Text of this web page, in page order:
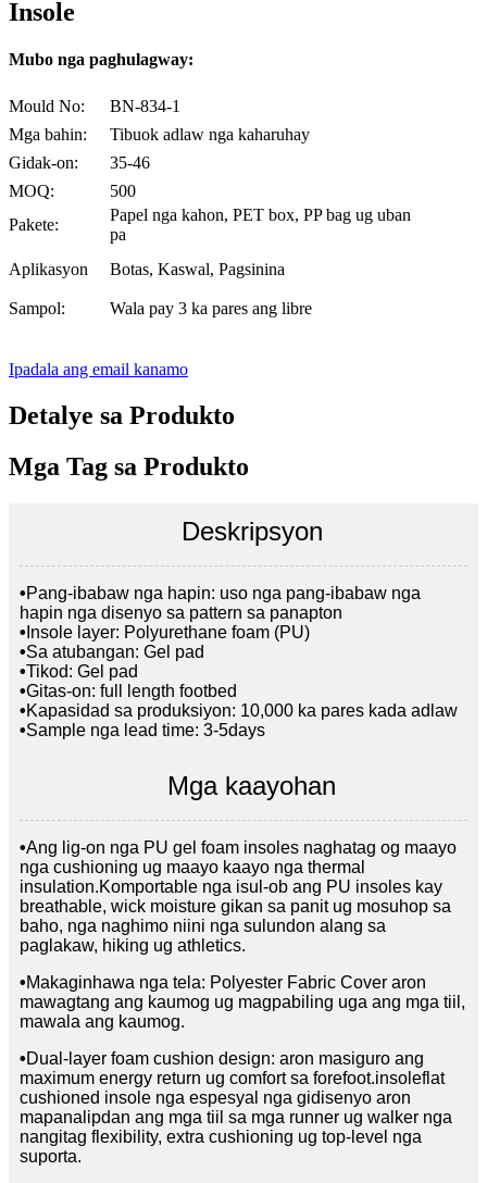
Insole
Mubo nga paghulagway:
Mould No:
BN-834-1
Mga bahin:
Tibuok adlaw nga kaharuhay
Gidak-on:
35-46
MOQ:
500
Pakete:
Papel nga kahon, PET box, PP bag ug uban
pa
Aplikasyon
Botas, Kaswal, Pagsinina
Sampol: Wala pay 3 ka pares ang libre
Ipadala ang email kanamo
Detalye sa Produkto
Mga Tag sa Produkto
Deskripsyon
•Pang-ibabaw nga hapin: uso nga pang-ibabaw nga
hapin nga disenyo sa pattern sa panapton
• Insole layer: Polyurethane foam (PU)
•Sa atubangan: Gel pad
•Tikod: Gel pad
•Gitas-on: full length footbed
•Kapasidad sa produksiyon: 10,000 ka pares kada adlaw
•Sample nga lead time: 3-5days
Mga kaayohan
•Ang lig-on nga PU gel foam insoles naghatag og maayo
nga cushioning ug maayo kaayo nga thermal
insulation.Komportable nga isul-ob ang PU insoles kay
breathable, wick moisture gikan sa panit ug mosuhop sa
baho, nga naghimo niini nga sulundon alang sa
paglakaw, hiking ug athletics.
•Makaginhawa nga tela: Polyester Fabric Cover aron
mawagtang ang kaumog ug magpabiling uga ang mga tiil,
mawala ang kaumog.
•Dual-layer foam cushion design: aron masiguro ang
maximum energy return ug comfort sa forefoot.insoleflat
cushioned insole nga espesyal nga gidisenyo aron
mapanalipdan ang mga tiil sa mga runner ug walker nga
nangitag flexibility, extra cushioning ug top-level nga
suporta.